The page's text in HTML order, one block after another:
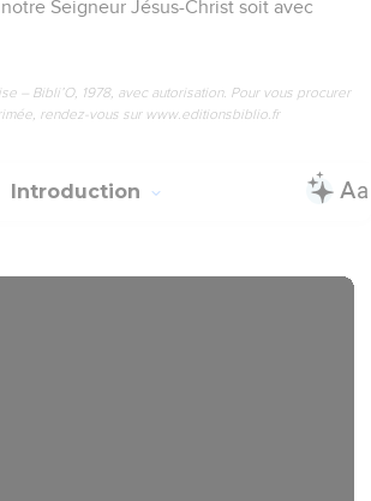
Seigneur Jésus-Christ soit avec
– Bibli’O, 1978, avec autorisation. Pour vous procurer
rendez-vous sur www.editionsbiblio.fr
Introduction